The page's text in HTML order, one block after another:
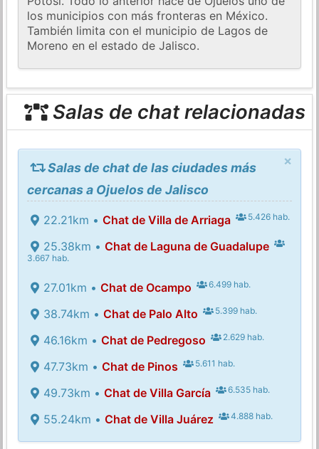
los municipios con más fronteras en México.
También limita con el municipio de Lagos de
Moreno en el estado de Jalisco.
Salas de chat relacionadas
×
Salas de chat de las ciudades más
cercanas a Ojuelos de Jalisco
22.21km • Chat de Villa de Arriaga 5.426 hab.
25.38km • Chat de Laguna de Guadalupe
3.667 hab.
27.01km • Chat de Ocampo 6.499 hab.
38.74km • Chat de Palo Alto 5.399 hab.
46.16km • Chat de Pedregoso 2.629 hab.
47.73km • Chat de Pinos 5.611 hab.
49.73km • Chat de Villa García 6.535 hab.
55.24km • Chat de Villa Juárez 4.888 hab.